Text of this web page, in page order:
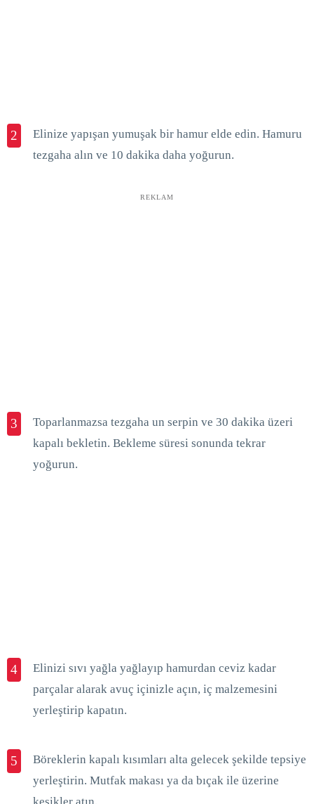
2
Elinize yapışan yumuşak bir hamur elde edin. Hamuru
tezgaha alın ve 10 dakika daha yoğurun.
REKLAM
3
Toparlanmazsa tezgaha un serpin ve 30 dakika üzeri
kapalı bekletin. Bekleme süresi sonunda tekrar
yoğurun.
4
Elinizi sıvı yağla yağlayıp hamurdan ceviz kadar
parçalar alarak avuç içinizle açın, iç malzemesini
yerleştirip kapatın.
5
Böreklerin kapalı kısımları alta gelecek şekilde tepsiye
yerleştirin. Mutfak makası ya da bıçak ile üzerine